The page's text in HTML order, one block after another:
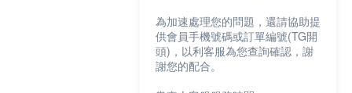
為加速處理您的問題，還請協助提
供會員手機號碼或訂單編號(TG開
頭)，以利客服為您查詢確認，謝
謝您的配合。